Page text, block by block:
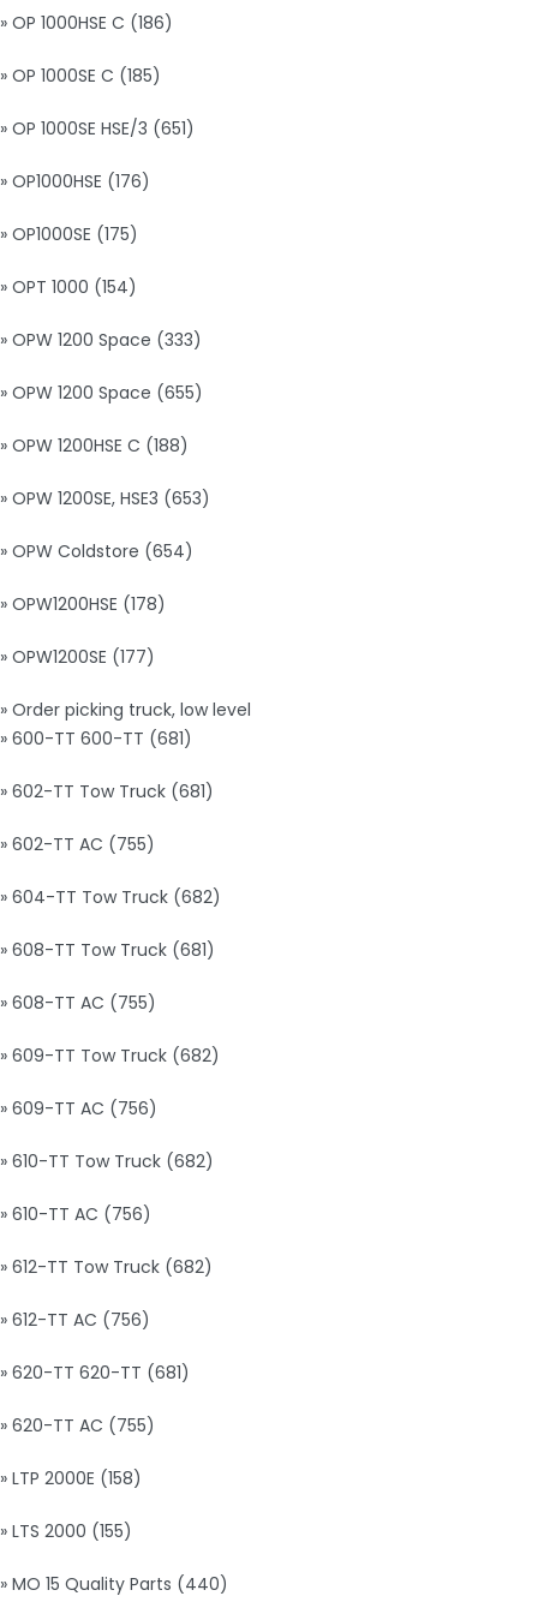
» OP 1000HSE C (186)
» OP 1000SE C (185)
» OP 1000SE HSE/3 (651)
» OP1000HSE (176)
» OP1000SE (175)
» OPT 1000 (154)
» OPW 1200 Space (333)
» OPW 1200 Space (655)
» OPW 1200HSE C (188)
» OPW 1200SE, HSE3 (653)
» OPW Coldstore (654)
» OPW1200HSE (178)
» OPW1200SE (177)
» Order picking truck, low level
» 600-TT 600-TT (681)
» 602-TT Tow Truck (681)
» 602-TT AC (755)
» 604-TT Tow Truck (682)
» 608-TT Tow Truck (681)
» 608-TT AC (755)
» 609-TT Tow Truck (682)
» 609-TT AC (756)
» 610-TT Tow Truck (682)
» 610-TT AC (756)
» 612-TT Tow Truck (682)
» 612-TT AC (756)
» 620-TT 620-TT (681)
» 620-TT AC (755)
» LTP 2000E (158)
» LTS 2000 (155)
» MO 15 Quality Parts (440)